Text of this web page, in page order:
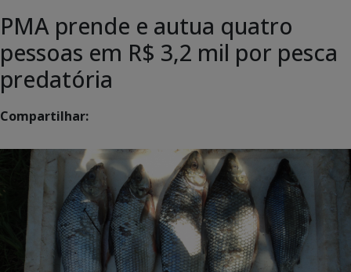
PMA prende e autua quatro
pessoas em R$ 3,2 mil por pesca
predatória
Compartilhar: